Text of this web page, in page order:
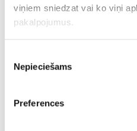
viņiem sniedzat vai ko viņi
pakalpojumus.
izvēle
Nepieciešams
Preferences